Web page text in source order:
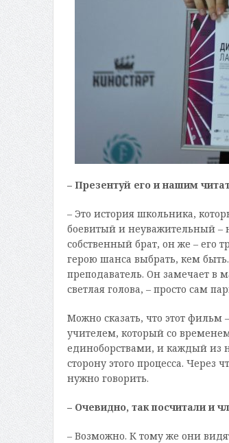
– Презентуй его и нашим
– Это история школьника,
боевитый и неуважительный –
собственный брат, он же – его
герою шанса выбрать, кем
преподаватель. Он замечает в
светлая голова, – просто сам
Можно сказать, что этот
учителем, который со
единоборствами, и каждый из
сторону этого процесса. Через
нужно говорить.
– Очевидно, так посчитали и
– Возможно. К тому же они